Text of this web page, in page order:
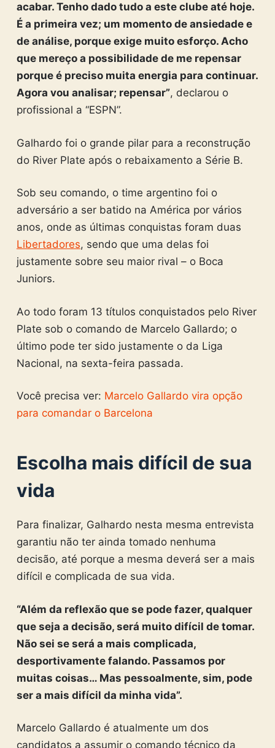
acabar. Tenho dado tudo a este clube até hoje.
É a primeira vez; um momento de ansiedade e
de análise, porque exige muito esforço. Acho
que mereço a possibilidade de me repensar
porque é preciso muita energia para continuar.
Agora vou analisar; repensar”, declarou o
profissional a “ESPN”.
Galhardo foi o grande pilar para a reconstrução
do River Plate após o rebaixamento a Série B.
Sob seu comando, o time argentino foi o
adversário a ser batido na América por vários
anos, onde as últimas conquistas foram duas
Libertadores, sendo que uma delas foi
justamente sobre seu maior rival – o Boca
Juniors.
Ao todo foram 13 títulos conquistados pelo River
Plate sob o comando de Marcelo Gallardo; o
último pode ter sido justamente o da Liga
Nacional, na sexta-feira passada.
Você precisa ver: Marcelo Gallardo vira opção
para comandar o Barcelona
Escolha mais difícil de sua
vida
Para finalizar, Galhardo nesta mesma entrevista
garantiu não ter ainda tomado nenhuma
decisão, até porque a mesma deverá ser a mais
difícil e complicada de sua vida.
“Além da reflexão que se pode fazer, qualquer
que seja a decisão, será muito difícil de tomar.
Não sei se será a mais complicada,
desportivamente falando. Passamos por
muitas coisas… Mas pessoalmente, sim, pode
ser a mais difícil da minha vida”.
Marcelo Gallardo é atualmente um dos
candidatos a assumir o comando técnico da